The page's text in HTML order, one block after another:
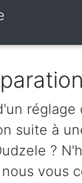
suite à
?
vous